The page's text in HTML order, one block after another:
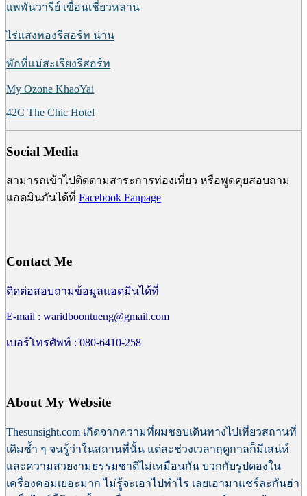
แพพันวารีย์ เขื่อนเชี่ยวหลาน
ไร่แสงทองรีสอร์ท น่าน
พักที่แม่สะเรียงรีสอร์ท
My Ozone KhaoYai
42C The Chic Hotel
Social Media
สามารถเข้าไปติดตามสาระการท่องเที่ยว หรือพูดคุยสอบถาม
แอดมินกันได้ที่ Facebook Fanpage
Contact Me
ติดต่อสอบถามข้อมูลแอดมินได้ที่
E-mail : waridboontueng@gmail.com
เบอร์โทรศัพท์ : 080-6410-258
About My Website
Thesunsight.com เกิดจากความที่ผมชอบเดินทางไปเที่ยวสถานที่
เดิมซ้ำ ๆ จนรู้ว่าในสถานที่นั้น แต่ละช่วงเวลาฤดูกาลก็มีเสน่ห์
และความสวยงามธรรมชาติไม่เหมือนกัน บวกกับรูปดองใน
เครื่องคอมเยอะมาก ไม่รู้จะเอาไปทำไร เลยเอามาแชร์ละกันฮ่า